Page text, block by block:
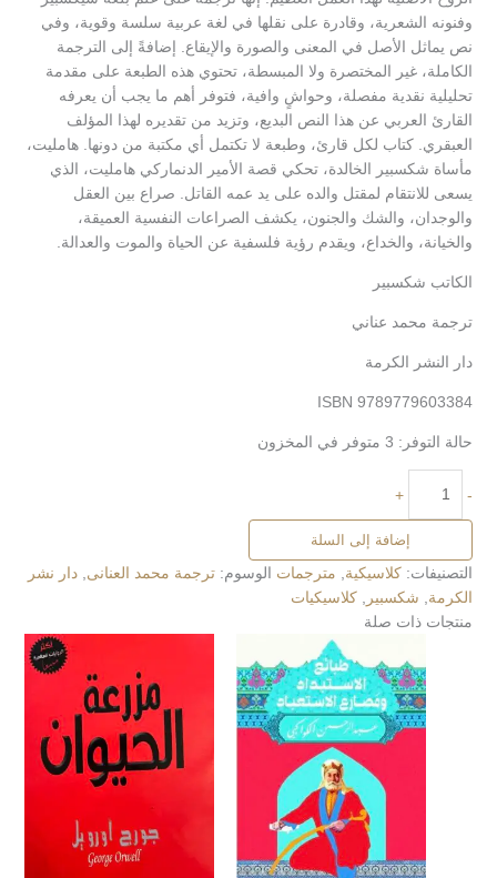
وفنونه الشعرية، وقادرة على نقلها في لغة عربية سلسة وقوية، وفي
نص يماثل الأصل في المعنى والصورة والإيقاع. إضافةً إلى الترجمة
الكاملة، غير المختصرة ولا المبسطة، تحتوي هذه الطبعة على مقدمة
تحليلية نقدية مفصلة، وحواشٍ وافية، فتوفر أهم ما يجب أن يعرفه
القارئ العربي عن هذا النص البديع، وتزيد من تقديره لهذا المؤلف
العبقري. كتاب لكل قارئ، وطبعة لا تكتمل أي مكتبة من دونها. هامليت،
مأساة شكسبير الخالدة، تحكي قصة الأمير الدنماركي هامليت، الذي
يسعى للانتقام لمقتل والده على يد عمه القاتل. صراع بين العقل
والوجدان، والشك والجنون، يكشف الصراعات النفسية العميقة،
والخيانة، والخداع، ويقدم رؤية فلسفية عن الحياة والموت والعدالة.
الكاتب شكسبير
ترجمة محمد عناني
دار النشر الكرمة
ISBN 9789779603384
حالة التوفر: 3 متوفر في المخزون
-
+
إضافة إلى السلة
التصنيفات: كلاسيكية مترجمات الوسوم: ترجمة محمد العنانى دار نشر
الكرمة
شكسبير
كلاسيكيات
منتجات ذات صلة